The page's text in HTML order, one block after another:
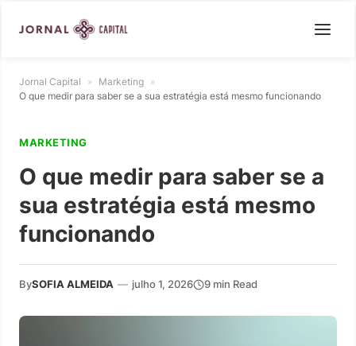
Jornal Capital » Marketing »
O que medir para saber se a sua estratégia está mesmo funcionando
MARKETING
O que medir para saber se a
sua estratégia está mesmo
funcionando
BySOFIA ALMEIDA — julho 1, 2026 9 min Read